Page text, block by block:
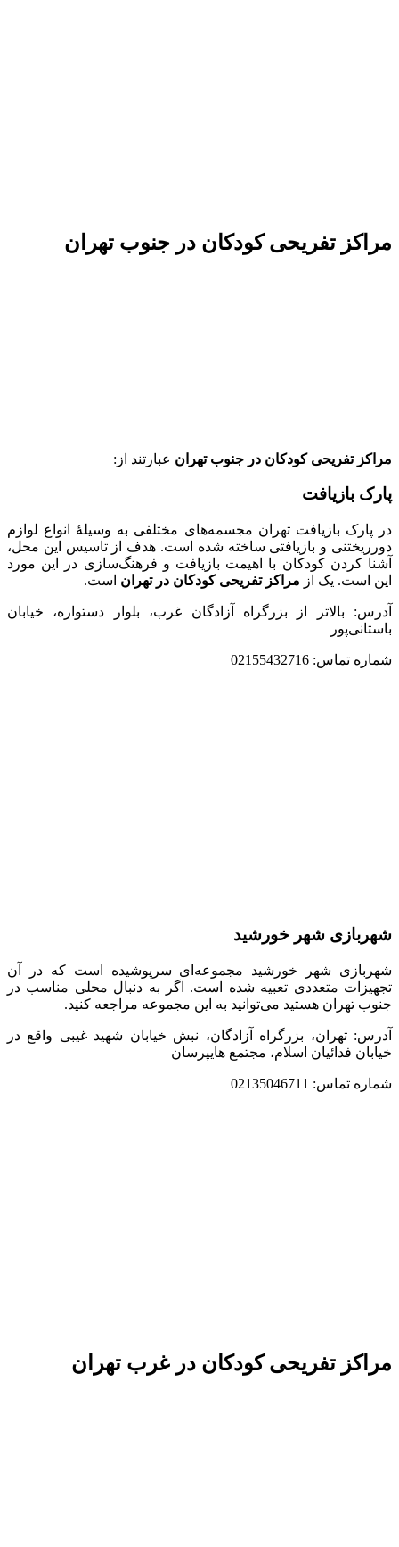
مراکز تفریحی کودکان در جنوب تهران
مراکز تفریحی کودکان در جنوب تهران عبارتند از:
پارک بازیافت
در پارک بازیافت تهران مجسمه‌های مختلفی به وسیلۀ انواع لوازم
دورریختنی و بازیافتی ساخته شده است. هدف از تاسیس این محل،
آشنا کردن کودکان با اهیمت بازیافت و فرهنگ‌سازی در این مورد
این است. یک از مراکز تفریحی کودکان در تهران است.
آدرس: بالاتر از بزرگراه آزادگان غرب، بلوار دستواره، خیابان
باستانی‌پور
شماره تماس: 02155432716
شهربازی شهر خورشید
شهربازی شهر خورشید مجموعه‌ای سرپوشیده است که در آن
تجهیزات متعددی تعبیه شده است. اگر به دنبال محلی مناسب در
جنوب تهران هستید می‌توانید به این مجموعه مراجعه کنید.
آدرس: تهران، بزرگراه آزادگان، نبش خیابان شهید غیبی واقع در
خیابان فدائیان اسلام، مجتمع هایپرسان
شماره تماس: 02135046711
مراکز تفریحی کودکان در غرب تهران